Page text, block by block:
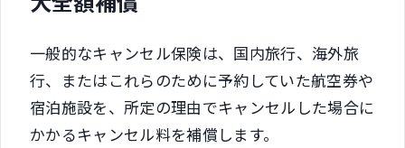
一般的なキャンセル保険は、国内旅行、海外旅
行、またはこれらのために予約していた航空券や
宿泊施設を、所定の理由でキャンセルした場合に
かかるキャンセル料を補償します。